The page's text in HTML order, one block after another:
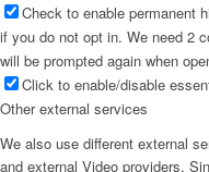
Check to enable permanent
if you do not opt in. We need 2
will be prompted again when
Click to enable/disable
Other external services
We also use different external
and external Video providers.